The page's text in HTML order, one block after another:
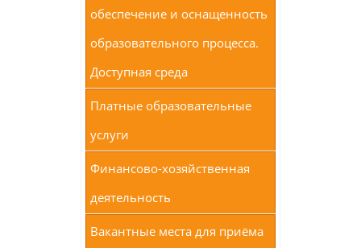
обеспечение и оснащенность
образовательного процесса.
Доступная среда
Платные образовательные
услуги
Финансово-хозяйственная
деятельность
Вакантные места для приёма